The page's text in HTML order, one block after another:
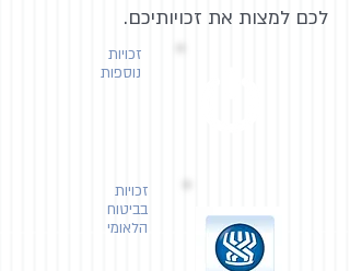
לכם למצות את זכויותיכם.
זכויות
נוספות
זכויות
בביטוח
הלאומי